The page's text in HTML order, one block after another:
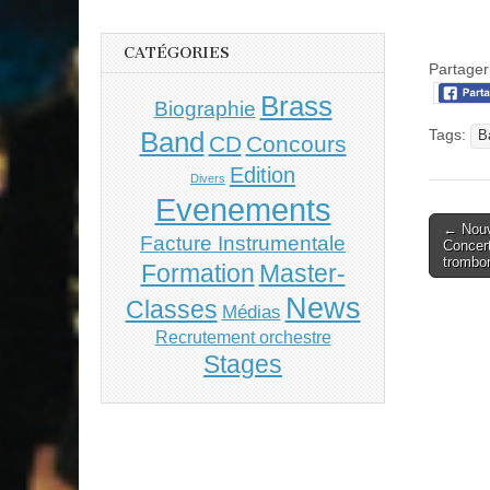
Partager
Tags:
Post
←
CATÉGORIES
Biographie Brass
Band CD Concours
Divers Edition
Evenements
Facture Instrumentale
Formation Master-
Classes Médias News
Recrutement orchestre
Stages